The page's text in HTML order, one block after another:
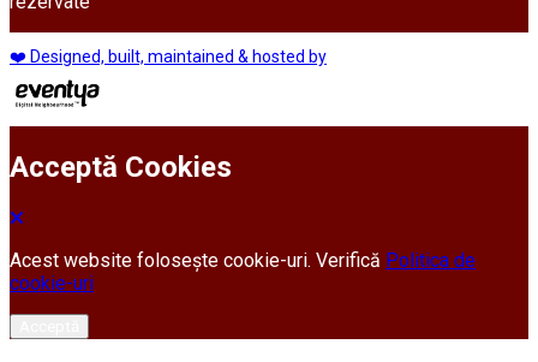
❤️ Designed, built, maintained & hosted by
Acceptă Cookies
Acest website folosește cookie-uri. Verifică Politica de
cookie-uri